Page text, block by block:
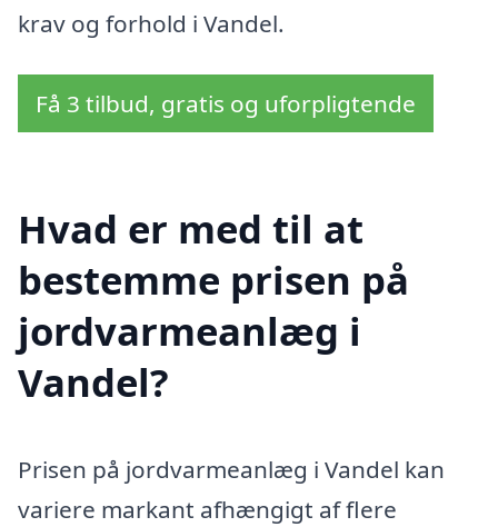
krav og forhold i Vandel.
Få 3 tilbud, gratis og uforpligtende
Hvad er med til at
bestemme prisen på
jordvarmeanlæg i
Vandel?
Prisen på jordvarmeanlæg i Vandel kan
variere markant afhængigt af flere